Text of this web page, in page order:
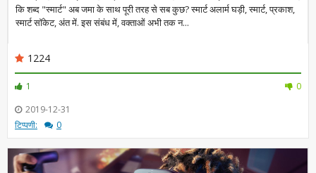
कि शब्द "स्मार्ट" अब जमा के साथ पूरी तरह से सब कुछ? स्मार्ट अलार्म घड़ी, स्मार्ट, प्रकाश,
स्मार्ट सॉकेट, अंत में. इस संबंध में, वक्ताओं अभी तक न...
1224
1
0
2019-12-31
टिप्पणी:
0